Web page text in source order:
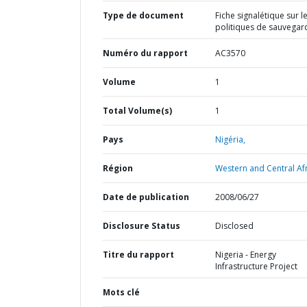
Type de document
Fiche signalétique sur
politiques de
Numéro du rapport AC3570
Volume 1
Total Volume(s) 1
Pays Nigéria,
Région Western and Central
Date de publication 2008/06/27
Disclosure Status Disclosed
Titre du rapport
Nigeria - Energy
Infrastructure Project
Mots clé